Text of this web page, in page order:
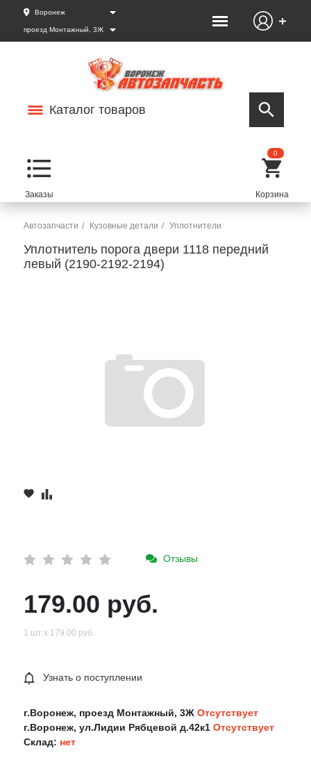
Воронеж
проезд Монтажный, 3Ж
Каталог товаров
0
Автозапчасти Кузовные детали Уплотнители
Уплотнитель порога двери 1118 передний
левый (2190-2192-2194)
Отзывы
179.00 руб.
1 шт х 179.00 руб.
Узнать о поступлении
г.Воронеж, проезд Монтажный, 3Ж Отсутствует
г.Воронеж, ул.Лидии Рябцевой д.42к1 Отсутствует
Склад: нет